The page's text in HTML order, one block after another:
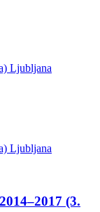
Ljubljana
Ljubljana
(3.